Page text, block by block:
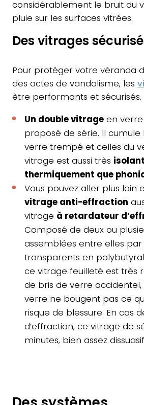
considérablement le bruit du
pluie sur les surfaces vitrées.
Des vitrages
Pour protéger votre véranda
des actes de vandalisme, les
être performants et sécurisés.
Un double vitrageen verre
proposé de série. Il
verre trempé et celles du
vitrage est aussi très
thermiquement que
Vous pouvez aller plus loin
vitrage anti-effraction
vitrage à retardateur
Composé de deux ou
assemblées entre elles par
transparents en
ce vitrage feuilleté est très
de bris de verre
verre ne bougent pas ce
risque de blessure. En cas
d’effraction, ce vitrage de
minutes, bien assez